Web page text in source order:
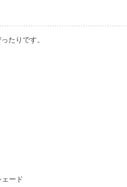
たりです。
ード